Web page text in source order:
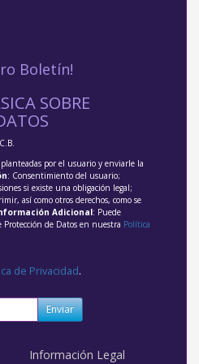
Boletín!
SOBRE
por el usuario y enviarle la
: Consentimiento del usuario;
si existe una obligación legal;
así como otros derechos, como se
Adicional: Puede
de Datos en nuestra Política
de Privacidad.
Enviar
Información Legal